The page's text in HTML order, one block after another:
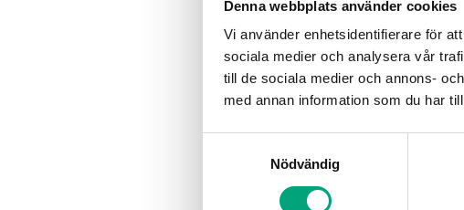
Denna webbplats använder cookies
Vi använder enhetsidentifierare för
sociala medier och analysera vår
till de sociala medier och annons-
med annan information som du har
Nödvändig
rökkontrollsystem med
effektiviserad drifttagning.
funktionerna och berättar
-Vår målsättning var från start
lagt stor vikt vid tillförlitlighet,
sidan av detta har vi fokuserat